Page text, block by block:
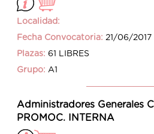
Localidad:
Fecha Convocatoria: 21/06/2017
Plazas: 61 LIBRES
Grupo: A1
Administradores Generales
PROMOC. INTERNA